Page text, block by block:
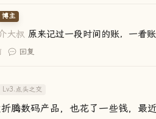
博主
大叔 原来记过一段时间的账，一看
回复
Lv3.点头之交
腾数码产品，也花了一些钱，最